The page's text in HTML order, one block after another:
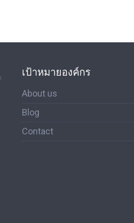
เป้าหมายองค์กร
About us
Blog
Contact